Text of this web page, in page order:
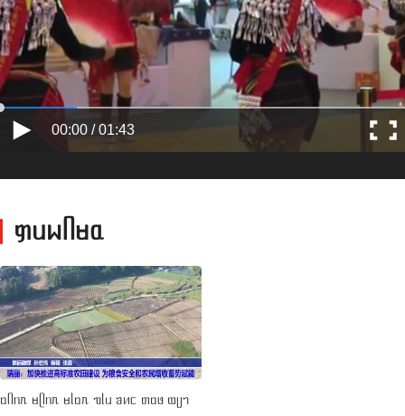
00:00 / 01:43
ᥞᥙᥕᥥᥛᥲ
ᥝᥥᥒᥰ ᥛᥫᥒᥰ ᥛᥣᥝᥰ ᥓᥣᥙ ᥑᥢᥴ ᥖᥝᥳ ᥗᥩᥐ